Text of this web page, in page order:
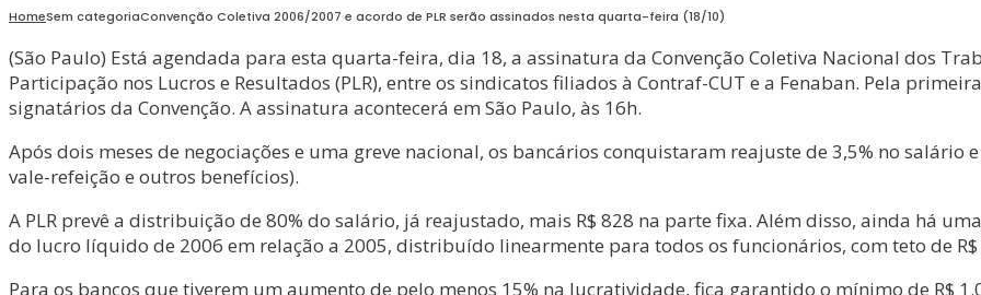
HomeSem categoriaConvenção Coletiva 2006/2007 e acordo de PLR serão assinados nesta quarta-feira (18/10)
(São Paulo) Está agendada para esta quarta-feira, dia 18, a assinatura da Convenção Coletiva Nacional dos
Participação nos Lucros e Resultados (PLR), entre os sindicatos filiados à Contraf-CUT e a Fenaban. Pela
signatários da Convenção. A assinatura acontecerá em São Paulo, às 16h.
Após dois meses de negociações e uma greve nacional, os bancários conquistaram reajuste de 3,5% no
vale-refeição e outros benefícios).
A PLR prevê a distribuição de 80% do salário, já reajustado, mais R$ 828 na parte fixa. Além disso, ainda há
do lucro líquido de 2006 em relação a 2005, distribuído linearmente para todos os funcionários, com teto de R$
Para os bancos que tiverem um aumento de pelo menos 15% na lucratividade, fica garantido o mínimo de R$